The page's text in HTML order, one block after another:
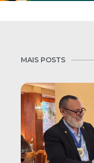
MAIS POSTS